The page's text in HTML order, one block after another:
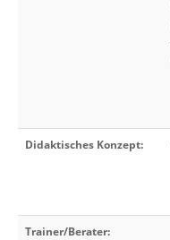
Didaktisches Konzept:
Trainer/Berater: